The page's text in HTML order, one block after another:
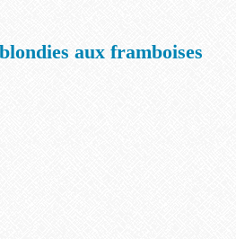
aux framboises